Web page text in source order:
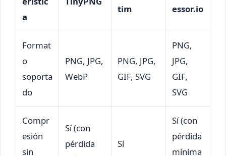
a
tim
essor.io
Format
o
soporta
do
PNG, JPG,
WebP
PNG, JPG,
GIF, SVG
PNG,
JPG,
GIF,
SVG
Compr
esión
sin
Sí (con
pérdida
Sí
Sí (con
pérdida
mínima